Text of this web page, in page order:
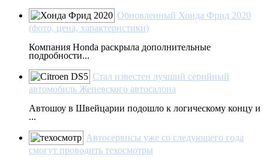
Обновленный Хонда Фрид 2020
(фото, цена, характеристики)
Компания Honda раскрыла дополнительные
подробности...
Стал известен лучший серийный
автомобиль Женевского автосалона
Автошоу в Швейцарии подошло к логическому концу и
...
Автосервисы уже со следующего года
смогут проводить техосмотры